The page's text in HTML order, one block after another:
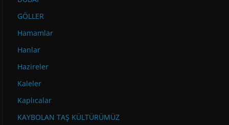
GÖLLER
Hamamlar
Hanlar
Hazireler
Kaleler
Kaplıcalar
KAYBOLAN TAŞ KÜLTÜRÜMÜZ